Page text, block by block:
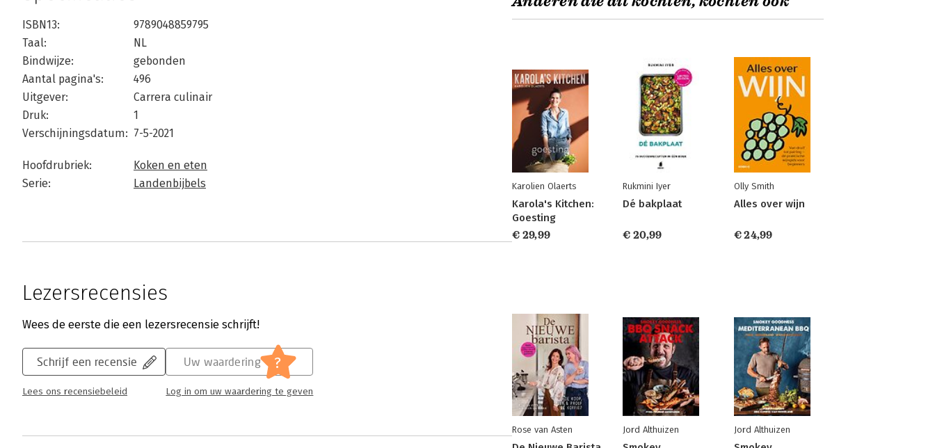
ISBN13:
9789048859795
Taal:
NL
Bindwijze:
gebonden
Aantal pagina's:
496
Uitgever:
Carrera culinair
Druk:
1
Verschijningsdatum: 7-5-2021
Hoofdrubriek:
Koken en eten
Serie:
Landenbijbels
Lezersrecensies
Wees de eerste die een lezersrecensie schrijft!
Schrijf een recensie
Lees ons recensiebeleid
Uw waardering ?
Log in om uw waardering te geven
Karolien Olaerts
Karola's Kitchen:
Goesting
€ 29,99
Rukmini Iyer
Dé bakplaat
€ 20,99
Olly Smith
Alles over wijn
€ 24,99
Rose van Asten Jord Althuizen Jord Althuizen